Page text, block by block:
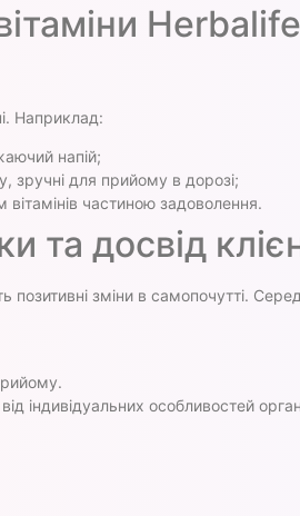
Наприклад:
напій;
зручні для прийому в дорозі;
частиною задоволення.
та досвід
позитивні зміни в самопочутті.
індивідуальних особливостей